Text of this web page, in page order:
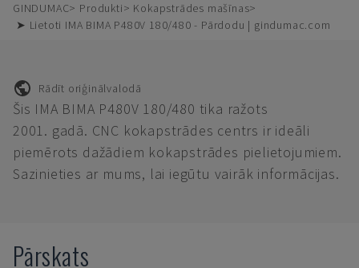
GINDUMAC Produkti
Kokapstrādes mašīnas
➤ Lietoti IMA BIMA P480V 180/480 - Pārdodu | gindumac.com
Rādīt oriģinālvalodā
Šis IMA BIMA P480V 180/480 tika ražots
2001. gadā. CNC kokapstrādes centrs ir ideāli
piemērots dažādiem kokapstrādes pielietojumiem.
Sazinieties ar mums, lai iegūtu vairāk informācijas.
Pārskats